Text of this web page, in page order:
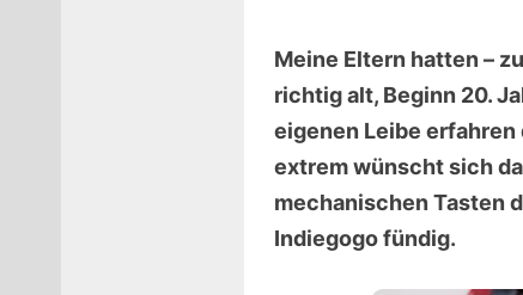
Meine Eltern hatten –
richtig alt, Beginn 20.
eigenen Leibe erfahren
extrem wünscht sich
mechanischen Tasten
Indiegogo fündig.